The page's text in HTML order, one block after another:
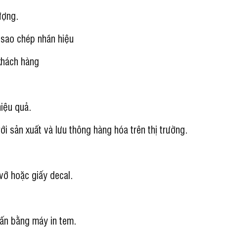
chép nhãn hiệu
hàng
quả.
sản xuất và lưu thông hàng hóa trên thị trường.
hoặc giấy decal.
bằng máy in tem.